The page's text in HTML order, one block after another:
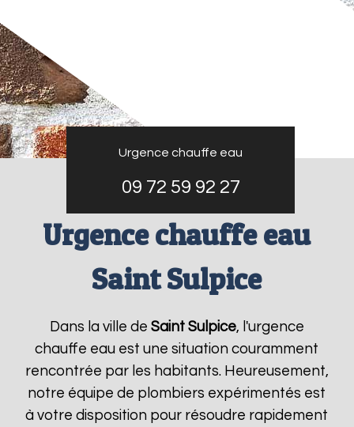
Urgence chauffe eau
09 72 59 92 27
Urgence chauffe eau
Saint Sulpice
Dans la ville de Saint Sulpice, l'urgence
chauffe eau est une situation couramment
rencontrée par les habitants. Heureusement,
notre équipe de plombiers expérimentés est
à votre disposition pour résoudre rapidement